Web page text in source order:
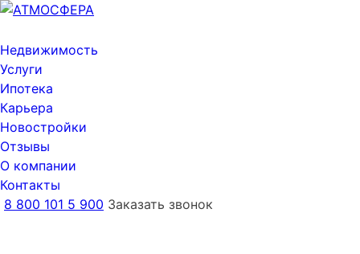
Недвижимость
Услуги
Ипотека
Карьера
Новостройки
Отзывы
О компании
Контакты
8 800 101 5 900 Заказать звонок